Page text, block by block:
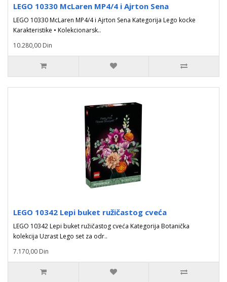
LEGO 10330 McLaren MP4/4 i Ajrton Sena
LEGO 10330 McLaren MP4/4 i Ajrton Sena Kategorija Lego kocke
Karakteristike • Kolekcionarsk..
10.280,00 Din
LEGO 10342 Lepi buket ružičastog cveća
LEGO 10342 Lepi buket ružičastog cveća Kategorija Botanička
kolekcija Uzrast Lego set za odr..
7.170,00 Din